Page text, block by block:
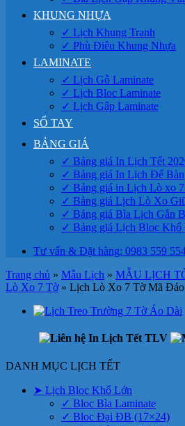
KHUNG NHỰA
✓ Lịch Khung Tranh
✓ Phù Điêu Khung Nhựa
LAMINATE
✓ Lịch Gỗ Laminate
✓ Lịch Bloc Laminate
✓ Lịch Gập Laminate
SỔ TAY
BẢNG GIÁ
✓ Bảng giá In Lịch Tết
✓ Bảng giá In Lịch Để Bàn
✓ Bảng giá in Lịch Lò xo
✓ Bảng giá Lịch Lò Xo
✓ Bảng giá Bìa Lịch Gắn
✓ Bảng giá Lịch Bloc Khổ
Tư vấn & Đặt hàng: 0983 559
Trang chủ » Mẫu Lịch » MẪU LỊCH
Lò Xo 7 Tờ » Lịch Lò Xo 7 Tờ Mã Đáo
DANH MỤC LỊCH TẾT
➤ Lịch Bloc Khổ Lớn
✓ Bloc Bìa Laminate
✓ Bloc Đại ĐB (17×24)